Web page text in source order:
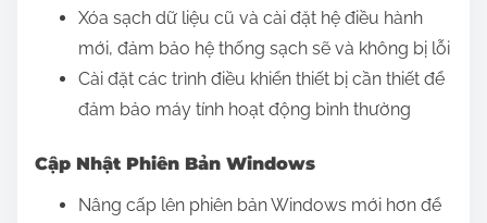
Xóa sạch dữ liệu cũ và cài đặt hệ điều hành
mới, đảm bảo hệ thống sạch sẽ và không bị lỗi
Cài đặt các trình điều khiển thiết bị cần thiết để
đảm bảo máy tính hoạt động bình thường
Cập Nhật Phiên Bản Windows
Nâng cấp lên phiên bản Windows mới hơn để